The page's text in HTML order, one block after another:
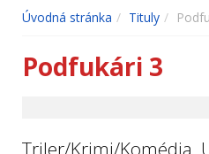
Úvodná stránka
Tituly
Podfukári 3
Triler/Krimi/Komédia,